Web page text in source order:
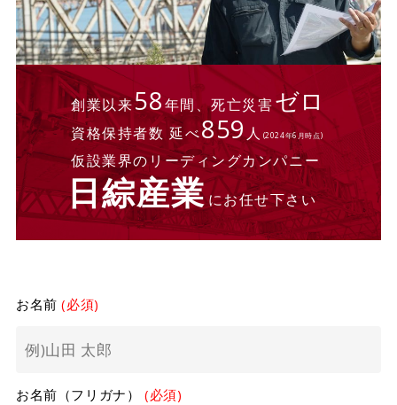
創業以来58年間、死亡災害ゼロ
資格保持者数 延べ859人 (2024年6月時点)
仮設業界のリーディングカンパニー
日綜産業にお任せ下さい
お名前(必須)
お名前（フリガナ） (必須)